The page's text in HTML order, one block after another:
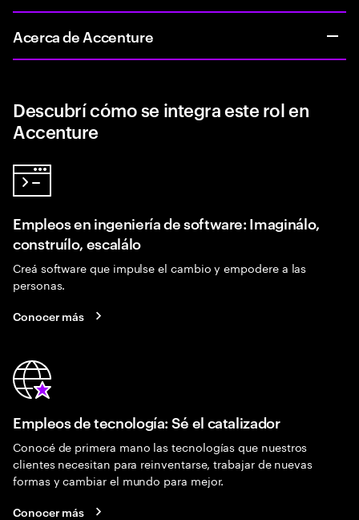
Acerca de Accenture
Descubrí cómo se integra este rol en
Accenture
Empleos en ingeniería de software: Imaginálo,
construílo, escalálo
Creá software que impulse el cambio y empodere a las
personas.
Conocer más
Empleos de tecnología: Sé el catalizador
Conocé de primera mano las tecnologías que nuestros
clientes necesitan para reinventarse, trabajar de nuevas
formas y cambiar el mundo para mejor.
Conocer más